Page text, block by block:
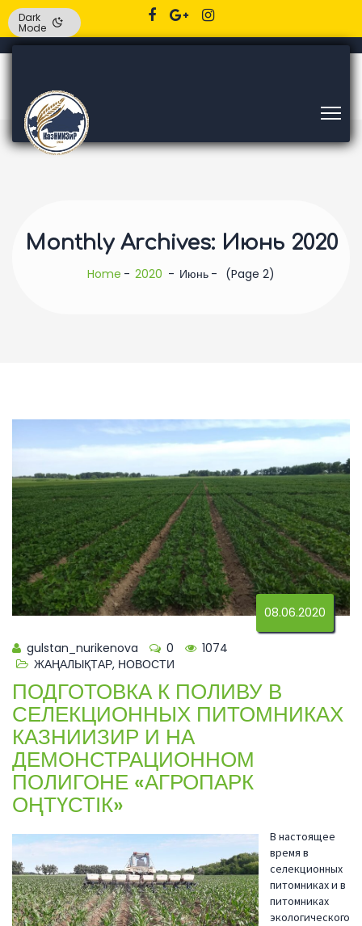
Monthly Archives: Июнь 2020
Home 2020 Июнь (Page 2)
08.06.2020
gulstan_nurikenova 0
1074
ЖАҢАЛЫҚТАР, НОВОСТИ
ПОДГОТОВКА К ПОЛИВУ В
СЕЛЕКЦИОННЫХ ПИТОМНИКАХ
КАЗНИИЗИР И НА
ДЕМОНСТРАЦИОННОМ
ПОЛИГОНЕ «АГРОПАРК
ОҢТҮСТІК»
В настоящее
время в
селекционных
питомниках и в
питомниках
экологического
Dark
Mode